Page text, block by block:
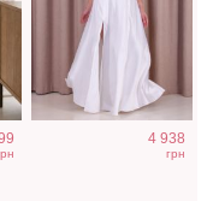
4 938
грн